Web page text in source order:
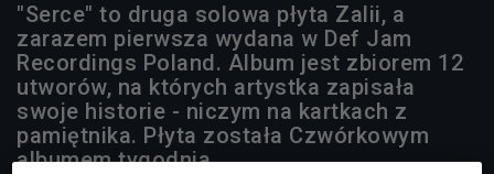
"Serce" to druga solowa płyta Zalii, a
zarazem pierwsza wydana w Def Jam
Recordings Poland. Album jest zbiorem 12
utworów, na których artystka zapisała
swoje historie - niczym na kartkach z
pamiętnika. Płyta została Czwórkowym
albumem tygodnia.